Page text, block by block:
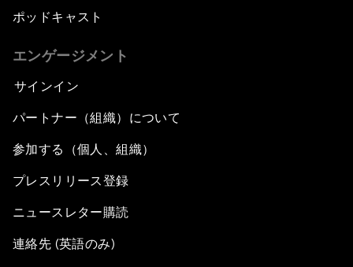
ポッドキャスト
エンゲージメント
サインイン
パートナー（組織）について
参加する（個人、組織）
プレスリリース登録
ニュースレター購読
連絡先 (英語のみ)